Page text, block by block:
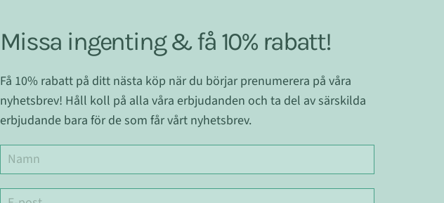
Missa ingenting & få 10% rabatt!
Få 10% rabatt på ditt nästa köp när du börjar prenumerera på våra
nyhetsbrev! Håll koll på alla våra erbjudanden och ta del av särskilda
erbjudande bara för de som får vårt nyhetsbrev.